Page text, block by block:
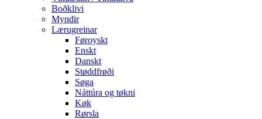
Boðklivi
Myndir
Lærugreinar
Føroyskt
Enskt
Danskt
Støddfrøði
Søga
Náttúra og tøkni
Køk
Rørsla